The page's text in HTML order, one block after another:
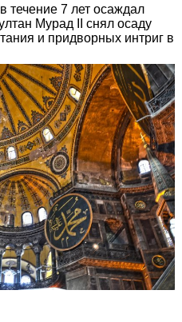
течение 7 лет осаждал
Мурад II снял осаду
и придворных интриг в